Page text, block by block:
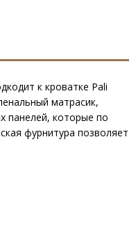
к кроватке Pali
матрасик,
панелей, которые по
фурнитура позволяет